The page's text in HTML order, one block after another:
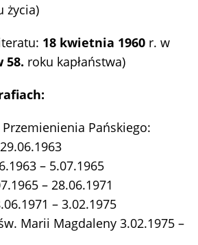
życia)
18 kwietnia 1960 r. w
58. roku kapłaństwa)
Pańskiego:
– 5.07.1965
– 28.06.1971
– 3.02.1975
Marii Magdaleny 3.02.1975 –